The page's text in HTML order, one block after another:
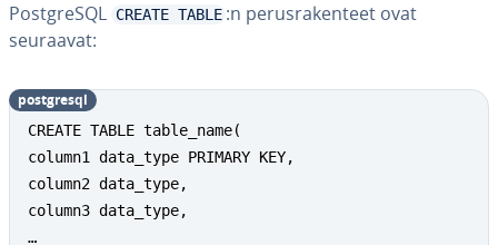
PostgreSQL CREATE TABLE :n pe­rus­ra­ken­teet ovat
seuraavat:
CREATE TABLE table_name(
column1 data_type PRIMARY KEY,
column2 data_type,
column3 data_type,
…
postgresql